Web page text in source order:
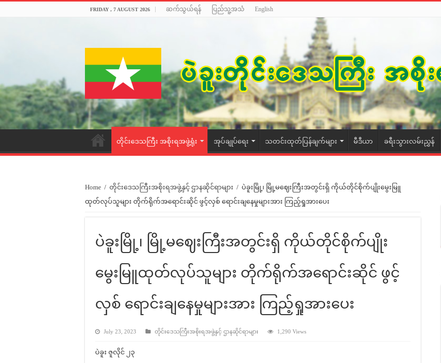
FRIDAY , 7 AUGUST 2026 ဆက်သွယ်ရန် ပြည်သူ့အသံ English
တိုင်းဒေသကြီး အစိုးရအဖွဲ့ရုံး အုပ်ချုပ်ရေး သတင်းထုတ်ပြန်ချက်များ မီဒီယာ ခရီးသွားလမ်းညွှန်
Home / တိုင်းဒေသကြီးအစိုးရအဖွဲ့နှင့် ဌာနဆိုင်ရာများ / ပဲခူးမြို့၊ မြို့မဈေးကြီးအတွင်းရှိ ကိုယ်တိုင်စိုက်ပျိုးမွေးမြူ
ထုတ်လုပ်သူများ တိုက်ရိုက်အရောင်းဆိုင် ဖွင့်လှစ် ရောင်းချနေမှုများအား ကြည့်ရှုအားပေး
ပဲခူးမြို့၊ မြို့မဈေးကြီးအတွင်းရှိ ကိုယ်တိုင်စိုက်ပျိုး
မွေးမြူထုတ်လုပ်သူများ တိုက်ရိုက်အရောင်းဆိုင် ဖွင့်
လှစ် ရောင်းချနေမှုများအား ကြည့်ရှုအားပေး
July 23, 2023 တိုင်းဒေသကြီးအစိုးရအဖွဲ့နှင့် ဌာနဆိုင်ရာများ 1,290 Views
ပဲခူး ဇူလိုင် ၂၃